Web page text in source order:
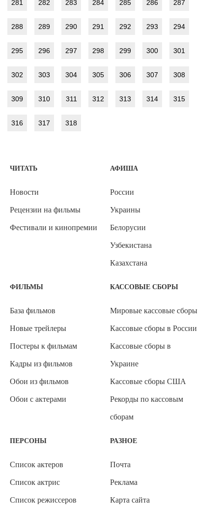
281 282 283 284 285 286 287
288 289 290 291 292 293 294
295 296 297 298 299 300 301
302 303 304 305 306 307 308
309 310 311 312 313 314 315
316 317 318
ЧИТАТЬ
Новости
Рецензии на фильмы
Фестивали и кинопремии
АФИША
России
Украины
Белорусии
Узбекистана
Казахстана
ФИЛЬМЫ
База фильмов
Новые трейлеры
Постеры к фильмам
Кадры из фильмов
Обои из фильмов
Обои с актерами
КАССОВЫЕ СБОРЫ
Мировые кассовые сборы
Кассовые сборы в России
Кассовые сборы в
Украине
Кассовые сборы США
Рекорды по кассовым
сборам
ПЕРСОНЫ
Список актеров
Список актрис
Список режиссеров
РАЗНОЕ
Почта
Реклама
Карта сайта